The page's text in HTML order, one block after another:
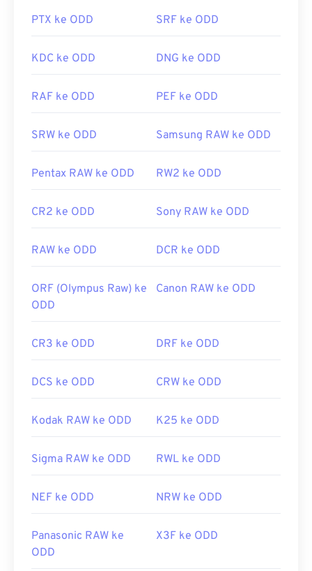
PTX ke ODD SRF ke ODD
KDC ke ODD DNG ke ODD
RAF ke ODD PEF ke ODD
SRW ke ODD Samsung RAW ke ODD
Pentax RAW ke ODD RW2 ke ODD
CR2 ke ODD Sony RAW ke ODD
RAW ke ODD DCR ke ODD
ORF (Olympus Raw) ke
ODD
Canon RAW ke ODD
CR3 ke ODD DRF ke ODD
DCS ke ODD CRW ke ODD
Kodak RAW ke ODD K25 ke ODD
Sigma RAW ke ODD RWL ke ODD
NEF ke ODD NRW ke ODD
Panasonic RAW ke
ODD
X3F ke ODD